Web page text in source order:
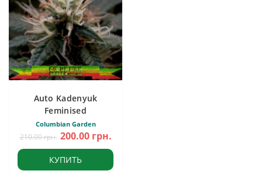
Auto Kadenyuk
Feminised
Columbian Garden
210.00 грн. 200.00 грн.
КУПИТЬ